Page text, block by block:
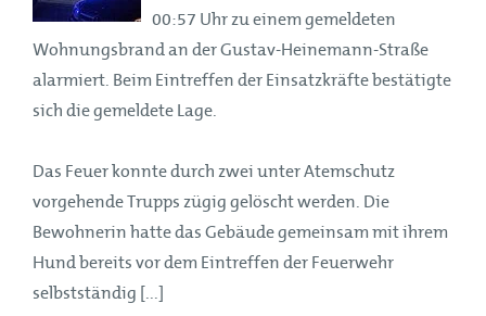
00:57 Uhr zu einem gemeldeten
Wohnungsbrand an der Gustav-Heinemann-Straße
alarmiert. Beim Eintreffen der Einsatzkräfte bestätigte
sich die gemeldete Lage.
Das Feuer konnte durch zwei unter Atemschutz
vorgehende Trupps zügig gelöscht werden. Die
Bewohnerin hatte das Gebäude gemeinsam mit ihrem
Hund bereits vor dem Eintreffen der Feuerwehr
selbstständig [...]